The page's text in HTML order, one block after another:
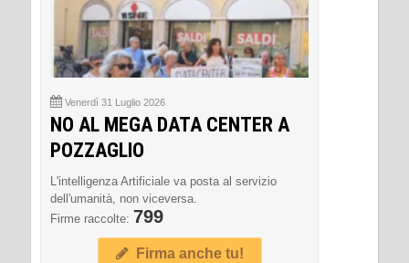
Venerdì 31 Luglio 2026
NO AL MEGA DATA CENTER A
POZZAGLIO
L'intelligenza Artificiale va posta al servizio
dell'umanità, non viceversa.
Firme raccolte: 799
Firma anche tu!